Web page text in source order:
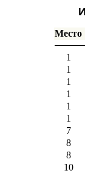
Место
1
1
1
1
1
1
7
8
8
10